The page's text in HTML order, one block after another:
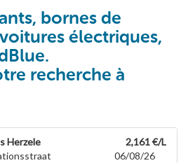
bornes de
électriques,
recherche à
Herzele
2,161 €/L
06/08/26